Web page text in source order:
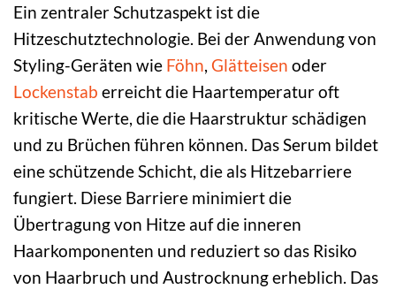
Ein zentraler Schutzaspekt ist die
Hitzeschutztechnologie. Bei der Anwendung von
Styling-Geräten wie Föhn, Glätteisen oder
Lockenstab erreicht die Haartemperatur oft
kritische Werte, die die Haarstruktur schädigen
und zu Brüchen führen können. Das Serum bildet
eine schützende Schicht, die als Hitzebarriere
fungiert. Diese Barriere minimiert die
Übertragung von Hitze auf die inneren
Haarkomponenten und reduziert so das Risiko
von Haarbruch und Austrocknung erheblich. Das